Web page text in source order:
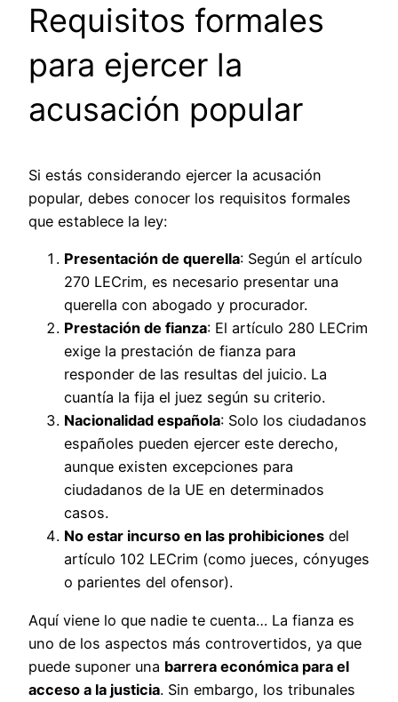
Requisitos formales
para ejercer la
acusación popular
Si estás considerando ejercer la acusación
popular, debes conocer los requisitos formales
que establece la ley:
Presentación de querella: Según el artículo
270 LECrim, es necesario presentar una
querella con abogado y procurador.
Prestación de fianza: El artículo 280 LECrim
exige la prestación de fianza para
responder de las resultas del juicio. La
cuantía la fija el juez según su criterio.
Nacionalidad española: Solo los ciudadanos
españoles pueden ejercer este derecho,
aunque existen excepciones para
ciudadanos de la UE en determinados
casos.
No estar incurso en las prohibiciones del
artículo 102 LECrim (como jueces, cónyuges
o parientes del ofensor).
Aquí viene lo que nadie te cuenta… La fianza es
uno de los aspectos más controvertidos, ya que
puede suponer una barrera económica para el
acceso a la justicia. Sin embargo, los tribunales